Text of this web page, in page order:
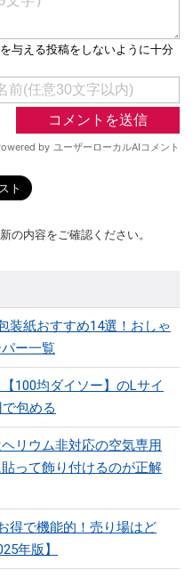
の内容をご確認ください。
装紙おすすめ14選！おしゃ
ー一覧
100均ダイソー】のLサイ
包める
リウム非対応の空気専用
って飾り付けるのが正解
得で機能的！売り場はど
年版】